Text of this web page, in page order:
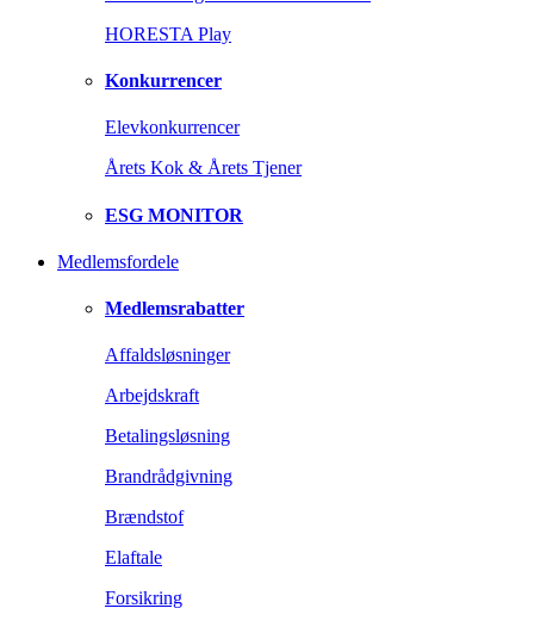
HORESTA Play
Konkurrencer
Elevkonkurrencer
Årets Kok & Årets Tjener
ESG MONITOR
Medlemsfordele
Medlemsrabatter
Affaldsløsninger
Arbejdskraft
Betalingsløsning
Brandrådgivning
Brændstof
Elaftale
Forsikring